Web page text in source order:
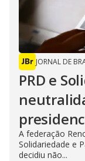
JORNAL DE
PRD e
A federação
Solidariedade e
decidiu não...